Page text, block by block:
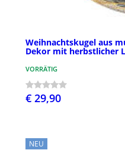
Weihnachtskugel aus
Dekor mit herbstlicher
VORRÄTIG
€ 29,90
NEU